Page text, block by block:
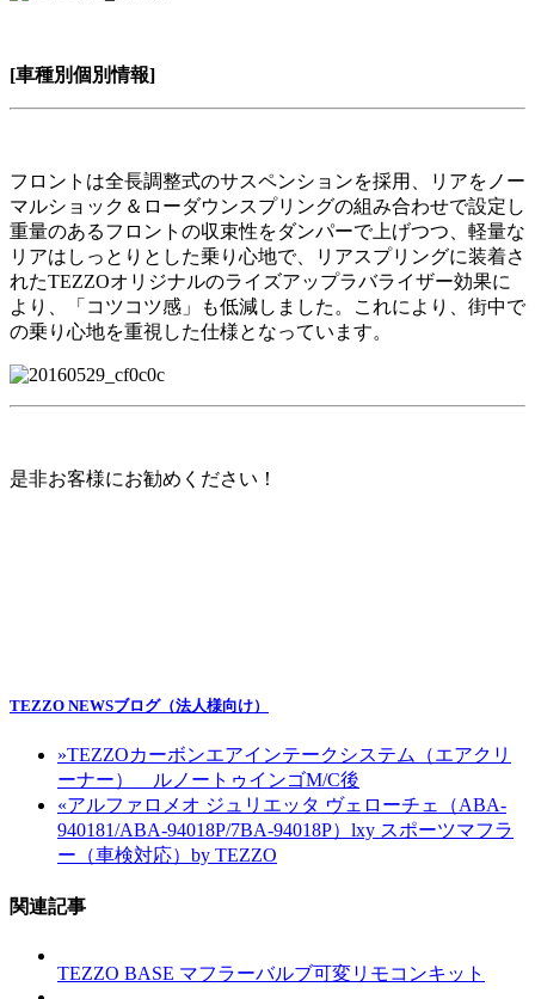
[車種別個別情報]
フロントは全長調整式のサスペンションを採用、リアをノー
マルショック＆ローダウンスプリングの組み合わせで設定し
重量のあるフロントの収束性をダンパーで上げつつ、軽量な
リアはしっとりとした乗り心地で、リアスプリングに装着さ
れたTEZZOオリジナルのライズアップラバライザー効果に
より、「コツコツ感」も低減しました。これにより、街中で
の乗り心地を重視した仕様となっています。
是非お客様にお勧めください！
TEZZO NEWSブログ（法人様向け）
»TEZZOカーボンエアインテークシステム（エアクリ
ーナー） ルノートゥインゴM/C後
«アルファロメオ ジュリエッタ ヴェローチェ（ABA-
940181/ABA-94018P/7BA-94018P）lxy スポーツマフラ
ー（車検対応）by TEZZO
関連記事
TEZZO BASE マフラーバルブ可変リモコンキット